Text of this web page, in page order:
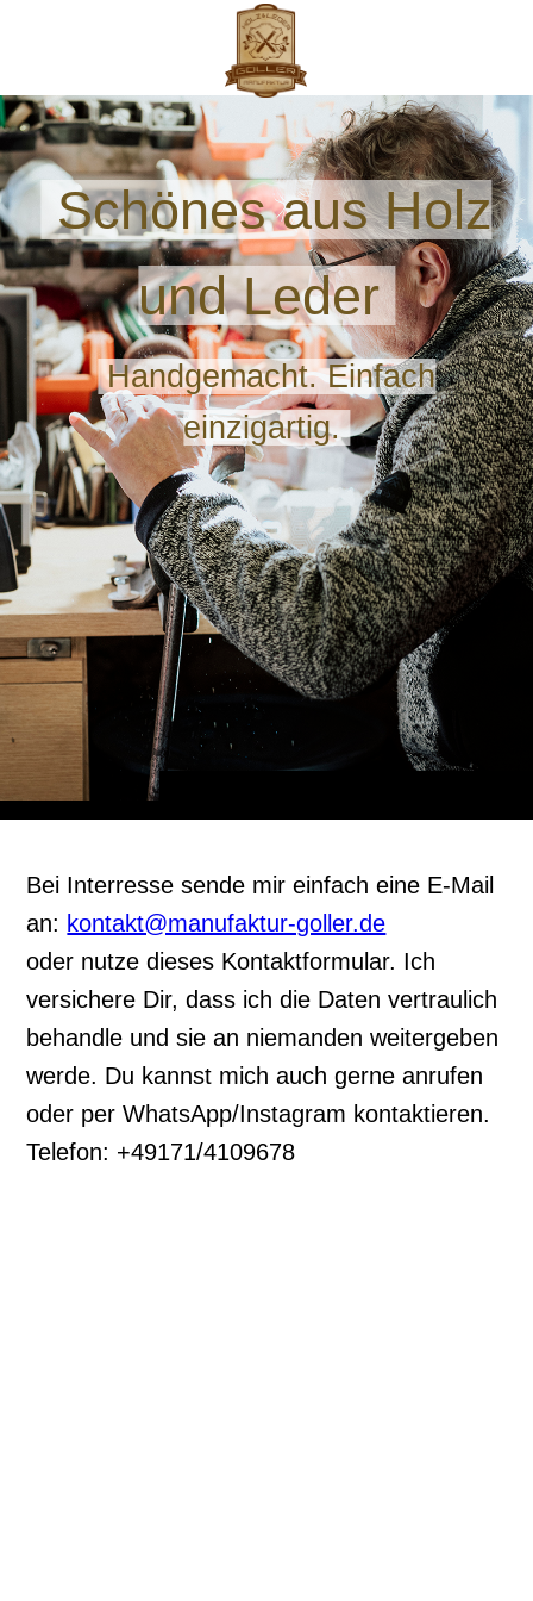
Schönes aus Holz
und Leder
Handgemacht. Einfach
einzigartig.
Bei Interresse sende mir einfach eine E-Mail
an: kontakt@manufaktur-goller.de
oder nutze dieses Kontaktformular. Ich
versichere Dir, dass ich die Daten vertraulich
behandle und sie an niemanden weitergeben
werde. Du kannst mich auch gerne anrufen
oder per WhatsApp/Instagram kontaktieren.
Telefon: +49171/4109678